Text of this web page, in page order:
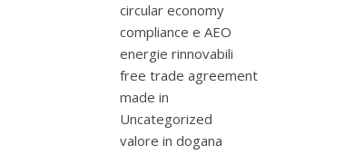
circular economy
compliance e AEO
energie rinnovabili
free trade agreement
made in
Uncategorized
valore in dogana